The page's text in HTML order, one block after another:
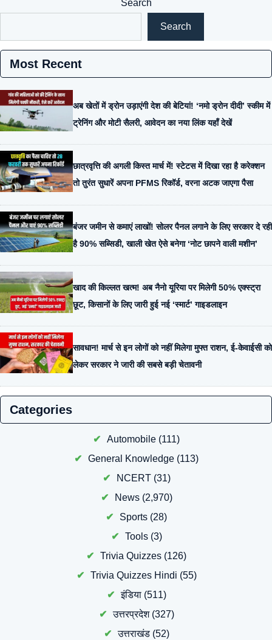
Search
Search
Most Recent
अब खेतों में ड्रोन उड़ाएंगी देश की बेटियां! ‘नमो ड्रोन दीदी’ स्कीम में
ट्रेनिंग और मोटी सैलरी, आवेदन का नया लिंक यहाँ देखें
छात्रवृत्ति की अगली किस्त मार्च में! स्टेटस में दिखा रहा है करेक्शन
तो तुरंत सुधारें अपना PFMS रिकॉर्ड, वरना अटक जाएगा पैसा
बंजर जमीन से कमाएं लाखों! सोलर पैनल लगाने के लिए सरकार दे रही
है 90% सब्सिडी, खाली खेत ऐसे बनेगा ‘नोट छापने वाली मशीन’
खाद की किल्लत खत्म! अब नैनो यूरिया पर मिलेगी 50% एक्स्ट्रा
छूट, किसानों के लिए जारी हुई नई ‘स्मार्ट’ गाइडलाइन
सावधान! मार्च से इन लोगों को नहीं मिलेगा मुफ्त राशन, ई-केवाईसी को
लेकर सरकार ने जारी की सबसे बड़ी चेतावनी
Categories
Automobile (111)
General Knowledge (113)
NCERT (31)
News(2,970)
Sports (28)
Tools(3)
Trivia Quizzes (126)
Trivia Quizzes Hindi (55)
इंडिया(511)
उत्तरप्रदेश(327)
उत्तराखंड(52)